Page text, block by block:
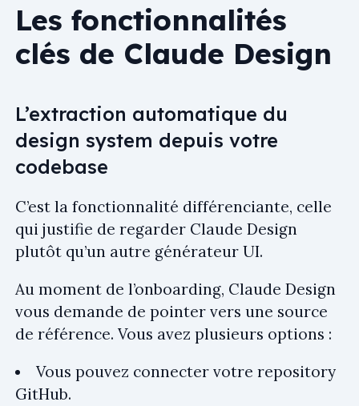
Les fonctionnalités
clés de Claude Design
L’extraction automatique du
design system depuis votre
codebase
C’est la fonctionnalité différenciante, celle
qui justifie de regarder Claude Design
plutôt qu’un autre générateur UI.
Au moment de l’onboarding, Claude Design
vous demande de pointer vers une source
de référence. Vous avez plusieurs options :
Vous pouvez connecter votre repository
GitHub.